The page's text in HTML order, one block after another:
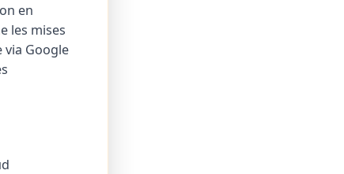
en
les mises
via Google